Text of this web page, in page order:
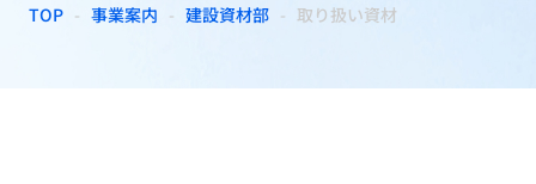
TOP 事業案内 建設資材部 取り扱い資材